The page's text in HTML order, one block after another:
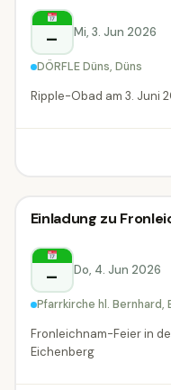
Düns
– Mi, 3. Jun 2026
DÖRFLE Düns, Düns
Ripple-Obad am 3. Juni
Sonstiges
Eichenberg
Sonstiges
Einladung zu
– Do, 4. Jun 2026
Pfarrkirche hl. Bernhard,
Fronleichnam-Feier in
Eichenberg